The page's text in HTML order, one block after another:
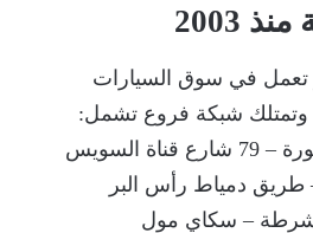
2003
تعمل في سوق السيارات
السويس
طريق دمياط رأس البر
– سكاي مول